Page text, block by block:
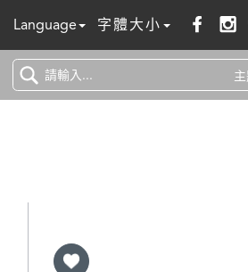
Language 字體大小